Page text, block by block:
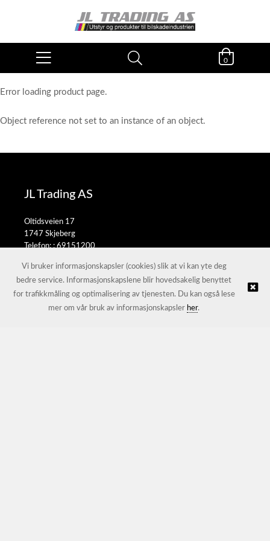
0
Error loading product page.
Object reference not set to an instance of an object.
JL Trading AS
Oltidsveien 17
1747 Skjeberg
Telefon: :69151200
© JL Trading AS |Nettbutikk levert av Kréatif
Vi bruker informasjonskapsler (cookies) slik at vi kan yte deg
bedre service. Informasjonskapslene blir hovedsakelig benyttet
for trafikkmåling og optimalisering av tjenesten. Du kan også lese
mer om vår bruk av informasjonskapsler her.